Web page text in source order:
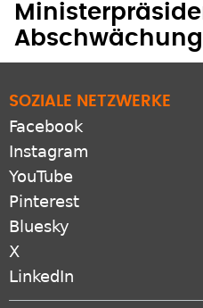
SOZIALE NETZWERKE
Facebook
Instagram
YouTube
Pinterest
Bluesky
X
LinkedIn